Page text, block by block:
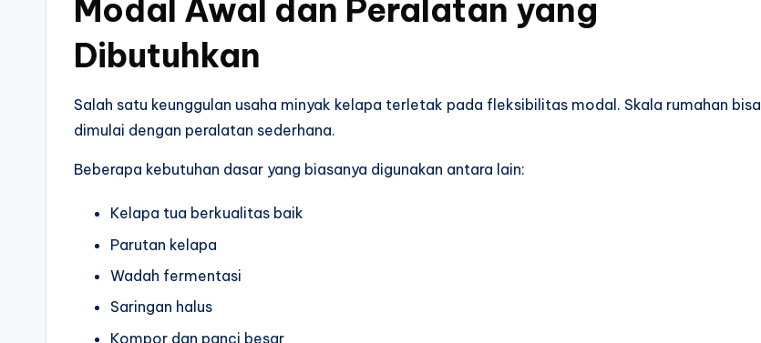
Modal Awal dan Peralatan yang
Dibutuhkan
Salah satu keunggulan usaha minyak kelapa terletak pada fleksibilitas modal. Skala rumahan bisa
dimulai dengan peralatan sederhana.
Beberapa kebutuhan dasar yang biasanya digunakan antara lain:
Kelapa tua berkualitas baik
Parutan kelapa
Wadah fermentasi
Saringan halus
Kompor dan panci besar